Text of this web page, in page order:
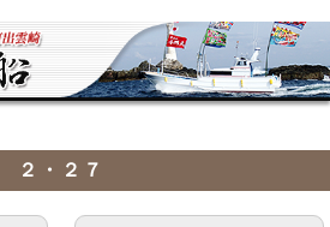
２・２７